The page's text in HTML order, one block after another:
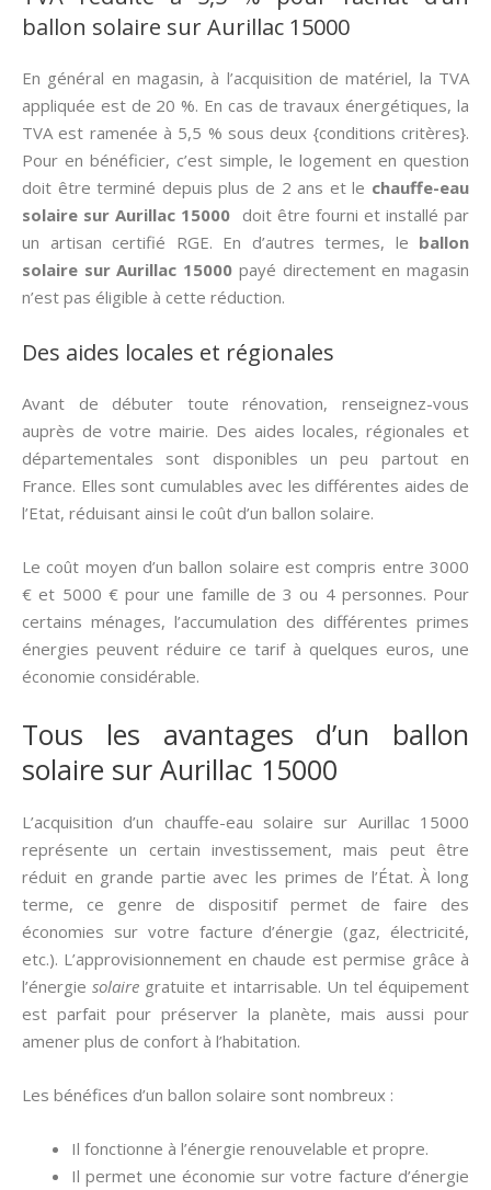
ballon solaire sur Aurillac 15000
En général en magasin, à l’acquisition de matériel, la TVA
appliquée est de 20 %. En cas de travaux énergétiques, la
TVA est ramenée à 5,5 % sous deux {conditions critères}.
Pour en bénéficier, c’est simple, le logement en question
doit être terminé depuis plus de 2 ans et le chauffe-eau
solaire sur Aurillac 15000 doit être fourni et installé par
un artisan certifié RGE. En d’autres termes, le ballon
solaire sur Aurillac 15000 payé directement en magasin
n’est pas éligible à cette réduction.
Des aides locales et régionales
Avant de débuter toute rénovation, renseignez-vous
auprès de votre mairie. Des aides locales, régionales et
départementales sont disponibles un peu partout en
France. Elles sont cumulables avec les différentes aides de
l’Etat, réduisant ainsi le coût d’un ballon solaire.
Le coût moyen d’un ballon solaire est compris entre 3000
€ et 5000 € pour une famille de 3 ou 4 personnes. Pour
certains ménages, l’accumulation des différentes primes
énergies peuvent réduire ce tarif à quelques euros, une
économie considérable.
Tous les avantages d’un ballon
solaire sur Aurillac 15000
L’acquisition d’un chauffe-eau solaire sur Aurillac 15000
représente un certain investissement, mais peut être
réduit en grande partie avec les primes de l’État. À long
terme, ce genre de dispositif permet de faire des
économies sur votre facture d’énergie (gaz, électricité,
etc.). L’approvisionnement en chaude est permise grâce à
l’énergiesolaire gratuite et intarrisable. Un tel équipement
est parfait pour préserver la planète, mais aussi pour
amener plus de confort à l’habitation.
Les bénéfices d’un ballon solaire sont nombreux :
Il fonctionne à l’énergie renouvelable et propre.
Il permet une économie sur votre facture d’énergie